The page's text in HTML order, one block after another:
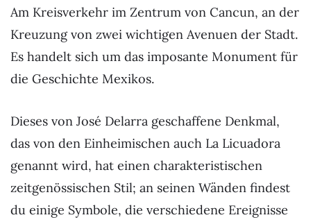
Am Kreisverkehr im Zentrum von Cancun, an der
Kreuzung von zwei wichtigen Avenuen der Stadt.
Es handelt sich um das imposante Monument für
die Geschichte Mexikos.
Dieses von José Delarra geschaffene Denkmal,
das von den Einheimischen auch La Licuadora
genannt wird, hat einen charakteristischen
zeitgenössischen Stil; an seinen Wänden findest
du einige Symbole, die verschiedene Ereignisse